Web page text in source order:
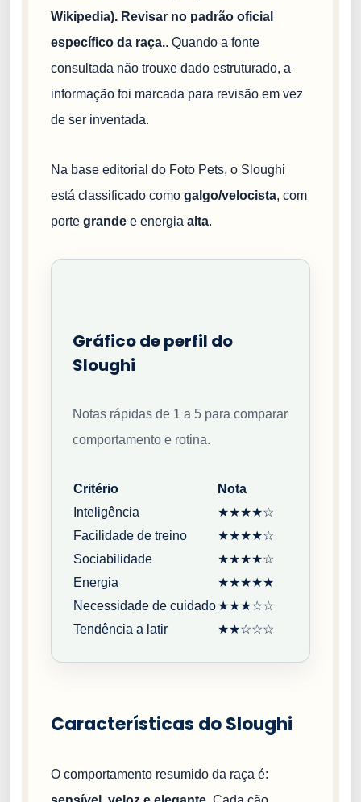
Wikipedia). Revisar no padrão oficial
específico da raça.. Quando a fonte
consultada não trouxe dado estruturado, a
informação foi marcada para revisão em vez
de ser inventada.
Na base editorial do Foto Pets, o Sloughi
está classificado como galgo/velocista, com
porte grande e energia alta.
Gráfico de perfil do
Sloughi
Notas rápidas de 1 a 5 para comparar
comportamento e rotina.
Critério
Nota
Inteligência
★★★★☆
Facilidade de treino
★★★★☆
Sociabilidade
★★★★☆
Energia
★★★★★
Necessidade de cuidado★★★☆☆
Tendência a latir
★★☆☆☆
Características do Sloughi
O comportamento resumido da raça é: